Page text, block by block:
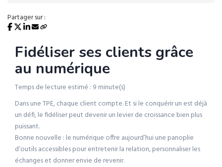
Partager sur :
Fidéliser ses clients grâce
au numérique
Temps de lecture estimé : 9 minute(s)
Dans une TPE, chaque client compte. Et si le conquérir un est déjà
un défi, le fidéliser peut devenir un levier de croissance bien plus
puissant.
Bonne nouvelle : le numérique offre aujourd’hui une panoplie
d’outils accessibles pour entretenir la relation, personnaliser les
échanges et donner envie de revenir.